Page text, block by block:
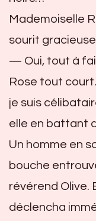
Mademoiselle
sourit
— Oui, tout à
Rose tout
je suis
elle en battant
Un homme en
bouche
révérend Olive.
déclencha